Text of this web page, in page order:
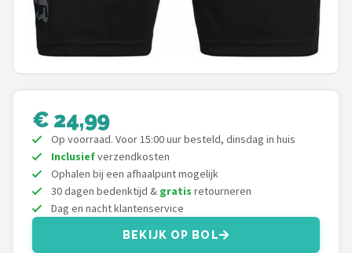
Livano
Nivard
Under Armour
Skymax
Callaway
€ 24,99
Op voorraad. Voor 15:00 uur besteld, dinsdag in huis
Inclusiefverzendkosten
Ophalen bij een afhaalpunt mogelijk
30 dagen bedenktijd & gratis retourneren
Dag en nacht klantenservice
BEKIJK OP BOL